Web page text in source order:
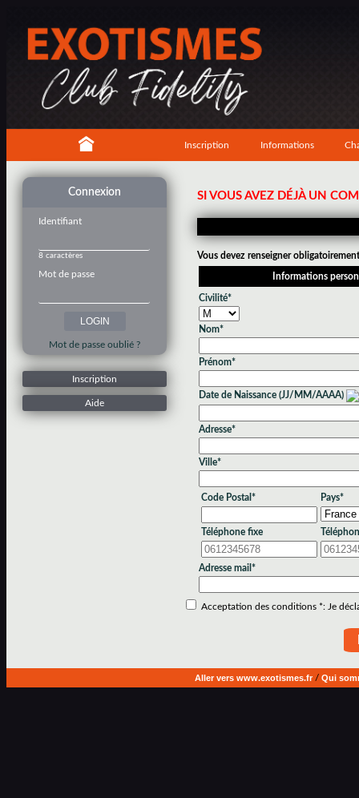
Inscription Informations
Connexion
Identifiant
8 caractères
Mot de passe
Mot de passe oublié ?
Inscription
Aide
SI VOUS AVEZ DÉJÀ UN
Vous devez renseigner
Informations
Civilité*
Nom*
Prénom*
Date de Naissance (JJ/MM/AAAA)
Adresse*
Ville*
Code Postal* Pays*
Téléphone fixe
Adresse mail*
Acceptation des conditions *: Je
Aller vers www.exotismes.fr/ Qui